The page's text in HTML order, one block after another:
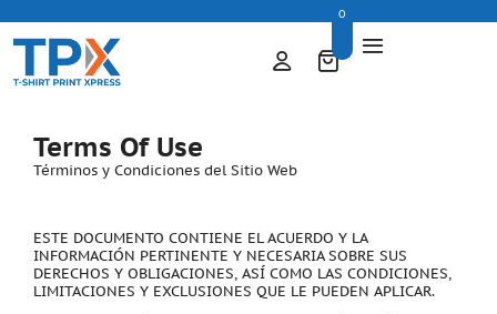
0
Terms Of Use
Términos y Condiciones del Sitio Web
ESTE DOCUMENTO CONTIENE EL ACUERDO Y LA
INFORMACIÓN PERTINENTE Y NECESARIA SOBRE SUS
DERECHOS Y OBLIGACIONES, ASÍ COMO LAS CONDICIONES,
LIMITACIONES Y EXCLUSIONES QUE LE PUEDEN APLICAR.